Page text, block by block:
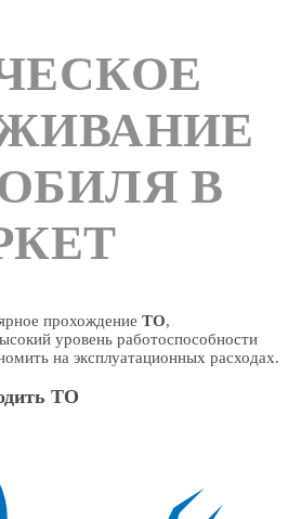
В
прохождение ТО,
уровень работоспособности
на эксплуатационных расходах.
ТО